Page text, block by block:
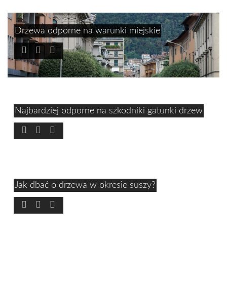
Drzewa odporne na warunki miejskie
Najbardziej odporne na szkodniki gatunki drzew
Jak dbać o drzewa w okresie suszy?